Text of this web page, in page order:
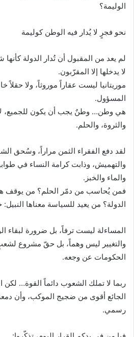
الوليمة؟
نحو فجرٍ لا يُدار فيه الوطن كوليمة
لم يعد من المقبول أن تُدار الدولة
لا يدخلها إلا المقرّبون.
موريتانيا ليست عقاراً موروثاً، ولا حقلاً
المسؤول.
هي وطن… وطنٌ يجب أن يكون للجميع، لا
والثروة، والحلم.
لقد دفع الفقراء الثمن مراراً، وسُحق
والتهميش، وذابت كرامة النساء في
والماء والخبز.
فمن يُحاسب من دمّر الحلم؟ من يوقف
الدولة؟ من يعيد للسياسة معناها
المساءلة ليست ترفاً، بل ضرورة لبقاء
والتغيير ليس وهماً، بل حقّ مشروع
الحكومات عن وجعه.
ربما لا تملك الشعوب دائماً القوة… لكن
الجائع أقوى من ضجيج الموكب، وأن
رسمي.